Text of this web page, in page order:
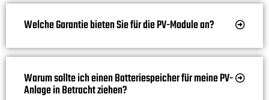
Welche Garantie bieten Sie für die PV-Module an?
Warum sollte ich einen Batteriespeicher für meine PV-
Anlage in Betracht ziehen?